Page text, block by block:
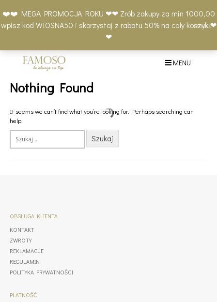
❤️❤️ MEGA PROMOCJA ROKU ❤❤ Zrób zakupy za min 1000,00
wpisz kod WIOSNA50 i skorzystaj z rabatu 50% na cały koszyk ❤
❤
Odrzuć
to
content
MojeListaKoszyk
(0)
+48 577 401 777
MENU
Nothing Found
It seems we can’t find what you’re looking for. Perhaps searching can
help.
OBSŁUGA KLIENTA
KONTAKT
ZWROTY
REKLAMACJE
REGULAMIN
POLITYKA PRYWATNOŚCI
PŁATNOŚĆ